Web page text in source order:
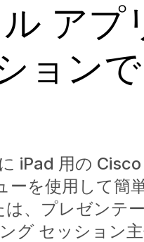
アプ
ョン
iPad 用の
を使用して簡
、プレゼンテ
グ セッション